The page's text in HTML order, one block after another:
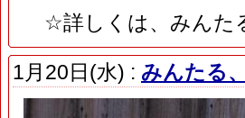
☆詳しくは、みんた
1月20日(水) : みんたる